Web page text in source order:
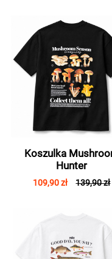
Koszulka
Hunter
109,90 zł 139,90 zł